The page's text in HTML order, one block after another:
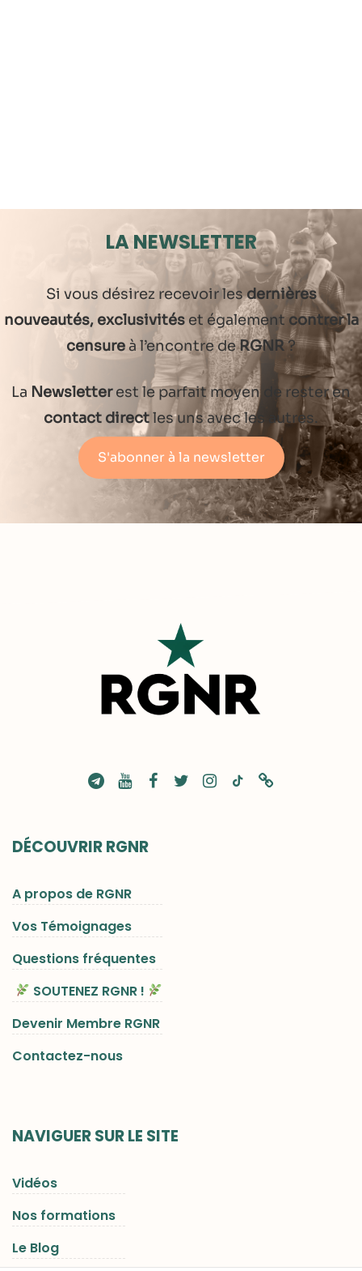
LA NEWSLETTER
Si vous désirez recevoir lesdernières
nouveautés, exclusivitéset également contrer la
censureà l’encontre deRGNR?
La Newsletterest le parfait moyen de rester en
contact directles uns avec les autres.
S'abonner à la newsletter
DÉCOUVRIR RGNR
A propos de RGNR
Vos Témoignages
Questions fréquentes
SOUTENEZ RGNR !
Devenir Membre RGNR
Contactez-nous
NAVIGUER SUR LE SITE
Vidéos
Nos formations
Le Blog